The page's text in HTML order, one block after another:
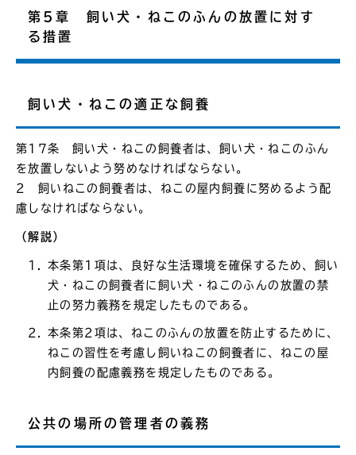
第5章 飼い犬・ねこのふんの放置に対す
る措置
飼い犬・ねこの適正な飼養
第17条 飼い犬・ねこの飼養者は、飼い犬・ねこのふん
を放置しないよう努めなければならない。
2 飼いねこの飼養者は、ねこの屋内飼養に努めるよう配
慮しなければならない。
（解説）
本条第1項は、良好な生活環境を確保するため、飼い
犬・ねこの飼養者に飼い犬・ねこのふんの放置の禁
止の努力義務を規定したものである。
本条第2項は、ねこのふんの放置を防止するために、
ねこの習性を考慮し飼いねこの飼養者に、ねこの屋
内飼養の配慮義務を規定したものである。
公共の場所の管理者の義務